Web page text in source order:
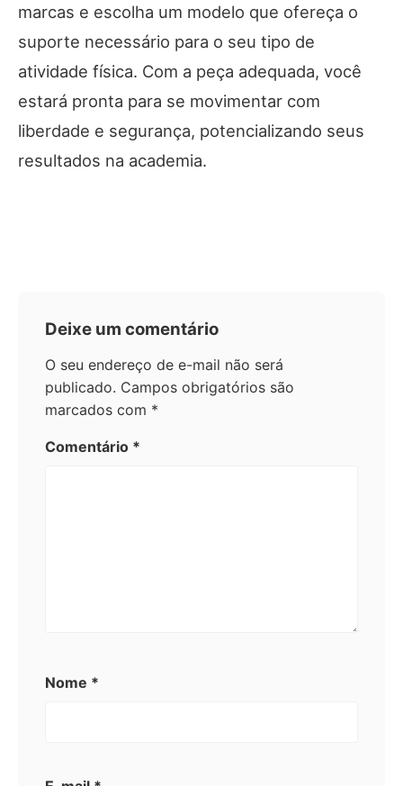
marcas e escolha um modelo que ofereça o
suporte necessário para o seu tipo de
atividade física. Com a peça adequada, você
estará pronta para se movimentar com
liberdade e segurança, potencializando seus
resultados na academia.
Deixe um comentário
O seu endereço de e-mail não será
publicado. Campos obrigatórios são
marcados com *
Comentário *
Nome *